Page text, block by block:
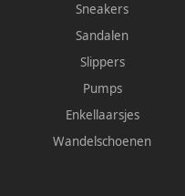
Sneakers
Sandalen
Slippers
Pumps
Enkellaarsjes
Wandelschoenen